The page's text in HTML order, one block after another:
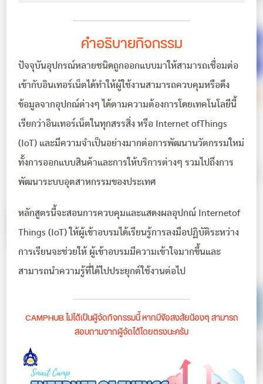
คำอธิบายกิจกรรม
ปัจจุบันอุปกรณ์หลายชนิดถูกออกแบบมาให้สามารถเชื่อมต่อ
เข้ากับอินเทอร์เน็ตได้ทำให้ผู้ใช้งานสามารถควบคุมหรือดึง
ข้อมูลจากอุปกณ์ต่างๆ ได้ตามความต้องการโดยเทคโนโลยีนี้
เรียกว่าอินเทอร์เน็ตในทุกสรรสิ่ง หรือ Internet ofThings
(IoT) และมีความจำเป็นอย่างมากต่อการพัฒนานวัตกรรมใหม่
ทั้งการออกแบบสินค้าและการให้บริการต่างๆ รวมไปถึงการ
พัฒนาระบบอุตสาหกรรมของประเทศ
หลักสูตรนี้จะสอนการควบคุมและแสดงผลอุปกณ์ Internetof
Things (IoT) ให้ผู้เข้าอบรมได้เรียนรู้การลงมือปฏิบัติระหว่าง
การเรียนจะช่วยให้ ผู้เข้าอบรมมีความเข้าใจมากขึ้นและ
สามารถนำความรู้ที่ได้ไปประยุกต์ใช้งานต่อไป
CAMPHUB ไม่ได้เป็นผู้จัดกิจกรรมนี้ หากมีข้อสงสัยน้องๆ สามารถ
สอบถามจากผู้จัดได้โดยตรงนะครับ